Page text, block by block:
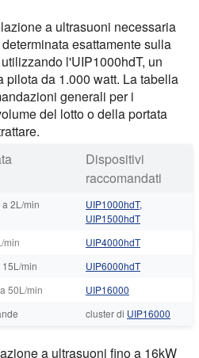
a ultrasuoni necessaria
esattamente sulla
l'UIP1000hdT, un
pilota da 1.000 watt. La tabella
generali per i
del lotto o della portata
Dispositivi
raccomandati
2L/min
UIP1000hdT,
UIP1500hdT
min
UIP4000hdT
15L/min
UIP6000hdT
50L/min
UIP16000
cluster di UIP16000
a ultrasuoni fino a 16kW